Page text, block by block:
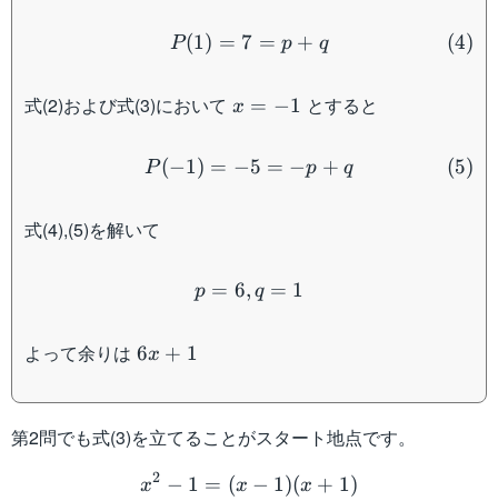
P(1) = 7 = p + q (4)
式(2)および式(3)において x=-1
x = −1 とすると
P(−1) = −5 = −p + q (5)
式(4),(5)を解いて
p = 6, q = 1
よって余りは 6x+1
6x + 1
第2問でも式(3)を立てることがスタート地点です。
x2 − 1 = (x − 1)(x + 1)